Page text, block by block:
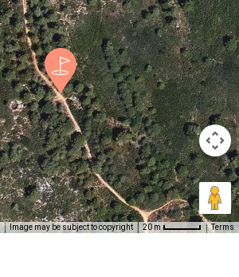
Image may be subject to copyright 20 m Terms